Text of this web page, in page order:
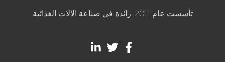
تأسست عام 2011. رائدة في صناعة الآلات الغذائية